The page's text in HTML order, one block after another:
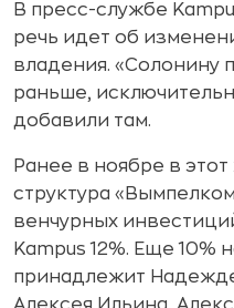
В пресс-службе
речь идет об
владения. «Солонину
раньше,
добавили там.
Ранее в ноябре в этот
структура
венчурных
Kampus 12%. Еще 10%
принадлежит